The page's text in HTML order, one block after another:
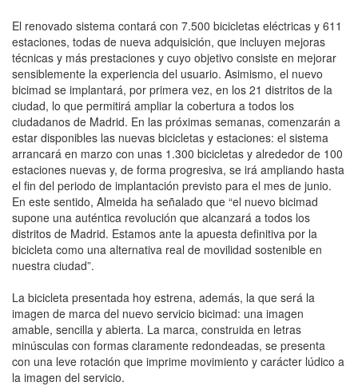
El renovado sistema contará con 7.500 bicicletas eléctricas y 611
estaciones, todas de nueva adquisición, que incluyen mejoras
técnicas y más prestaciones y cuyo objetivo consiste en mejorar
sensiblemente la experiencia del usuario. Asimismo, el nuevo
bicimad se implantará, por primera vez, en los 21 distritos de la
ciudad, lo que permitirá ampliar la cobertura a todos los
ciudadanos de Madrid. En las próximas semanas, comenzarán a
estar disponibles las nuevas bicicletas y estaciones: el sistema
arrancará en marzo con unas 1.300 bicicletas y alrededor de 100
estaciones nuevas y, de forma progresiva, se irá ampliando hasta
el fin del periodo de implantación previsto para el mes de junio.
En este sentido, Almeida ha señalado que “el nuevo bicimad
supone una auténtica revolución que alcanzará a todos los
distritos de Madrid. Estamos ante la apuesta definitiva por la
bicicleta como una alternativa real de movilidad sostenible en
nuestra ciudad”.
La bicicleta presentada hoy estrena, además, la que será la
imagen de marca del nuevo servicio bicimad: una imagen
amable, sencilla y abierta. La marca, construida en letras
minúsculas con formas claramente redondeadas, se presenta
con una leve rotación que imprime movimiento y carácter lúdico a
la imagen del servicio.